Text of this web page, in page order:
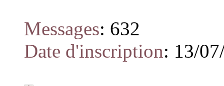
Messages: 632
Date d'inscription: 13/